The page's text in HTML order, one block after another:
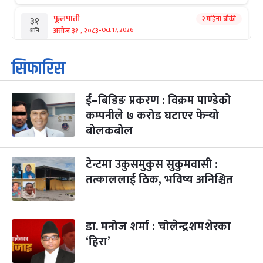
३१
शनि
फूलपाती
असोज ३१ , २०८३-Oct 17, 2026
२ महिना बाँकी
१
आइत
कार्तिक सङ्क्रान्ति
कार्तिक १, २०८३
३
मंगल
महानवमी
कार्तिक ३, २०८३-Oct 20, 2026
२ महिना बाँकी
४
५
बिहि
पापा‌ङ्कुशा एकादशी व्रत
कार्तिक ५, २०८३
२ महिना बाँकी
आइत
कुकुर तिहार
कार्तिक २२, २०८३-Nov 8, 2026
३ महिना बाँकी
सिफारिस
ई–बिडिङ प्रकरण : विक्रम पाण्डेको
कम्पनीले ७ करोड घटाएर फेर्‍यो
बोलकबोल
टेन्टमा उकुसमुकुस सुकुमवासी :
तत्काललाई ठिक, भविष्य अनिश्चित
डा. मनोज शर्मा : चोलेन्द्रशमशेरका
‘हिरा’